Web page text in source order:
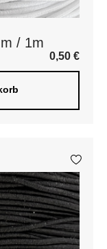
/ 1m
0,50 €